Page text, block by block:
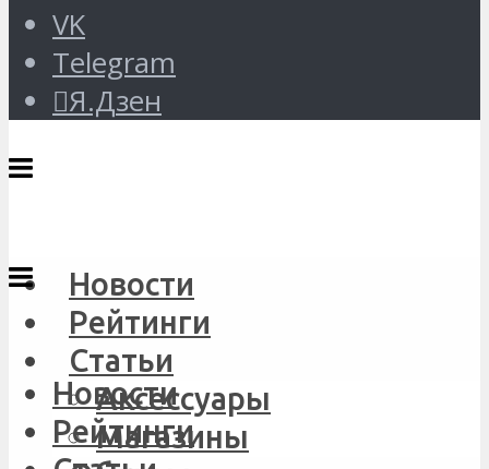
VK
Telegram
Я.Дзен
Новости
Рейтинги
Статьи
Аксессуары
Магазины
Новости
Рейтинги